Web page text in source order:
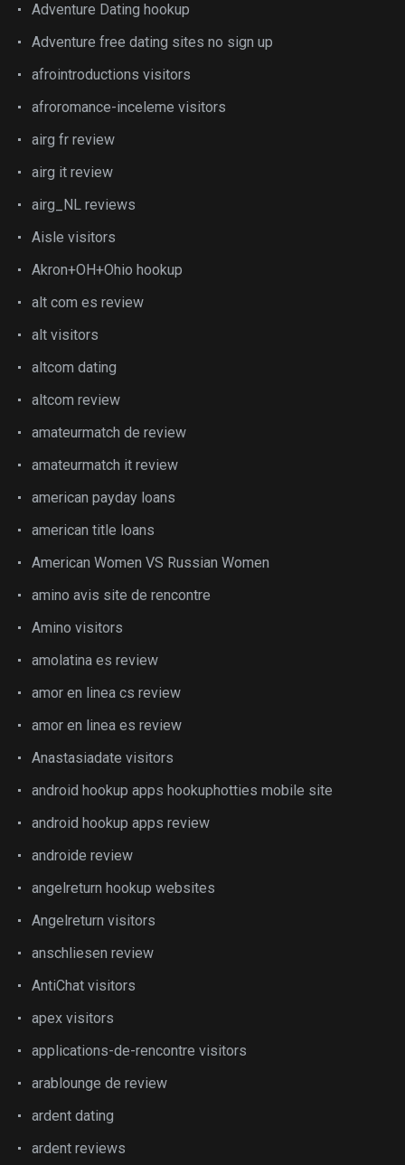
Adventure Dating hookup
Adventure free dating sites no sign up
afrointroductions visitors
afroromance-inceleme visitors
airg fr review
airg it review
airg_NL reviews
Aisle visitors
Akron+OH+Ohio hookup
alt com es review
alt visitors
altcom dating
altcom review
amateurmatch de review
amateurmatch it review
american payday loans
american title loans
American Women VS Russian Women
amino avis site de rencontre
Amino visitors
amolatina es review
amor en linea cs review
amor en linea es review
Anastasiadate visitors
android hookup apps hookuphotties mobile site
android hookup apps review
androide review
angelreturn hookup websites
Angelreturn visitors
anschliesen review
AntiChat visitors
apex visitors
applications-de-rencontre visitors
arablounge de review
ardent dating
ardent reviews